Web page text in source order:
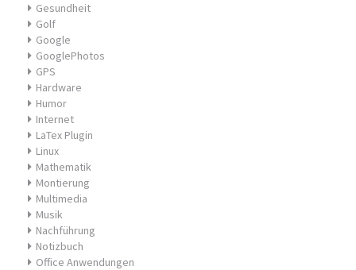
Gesundheit
Golf
Google
GooglePhotos
GPS
Hardware
Humor
Internet
LaTex Plugin
Linux
Mathematik
Montierung
Multimedia
Musik
Nachführung
Notizbuch
Office Anwendungen